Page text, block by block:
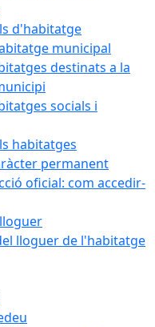
d'habitatge
municipal
destinats a la
socials i
habitatges
permanent
oficial: com accedir-
lloguer de l'habitatge